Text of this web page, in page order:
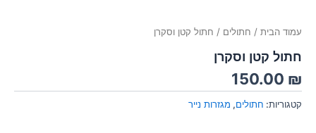
עמוד הבית / חתולים / חתול קטן וסקרן
חתול קטן וסקרן
150.00 ₪
קטגוריות: חתולים, מגזרות נייר